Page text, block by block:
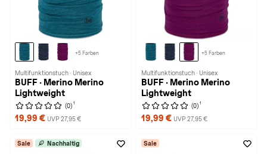
+5 Farben
Multifunktionstuch · Unisex
BUFF · Merino Merino
Lightweight
(0) 1
19,99 € UVP 27,95 €
+5 Farben
Multifunktionstuch · Unisex
BUFF · Merino Merino
Lightweight
(0) 1
19,99 € UVP 27,95 €
Sale Nachhaltig Sale